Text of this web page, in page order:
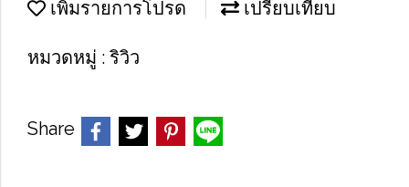
เพิ่มรายการโปรด เปรียบเทียบ
หมวดหมู่ : ริวิว
Share